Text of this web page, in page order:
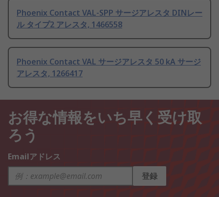
Phoenix Contact VAL-SPP サージアレスタ DINレー
ル タイプ2 アレスタ, 1466558
Phoenix Contact VAL サージアレスタ 50 kA サージ
アレスタ, 1266417
お得な情報をいち早く受け取
ろう
Emailアドレス
登録